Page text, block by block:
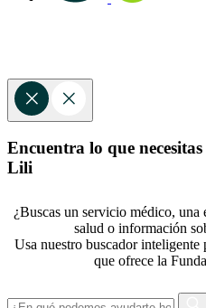
Encuentra lo que
Lili
¿Buscas un servicio médico,
salud o información
Usa nuestro buscador
que ofrece la